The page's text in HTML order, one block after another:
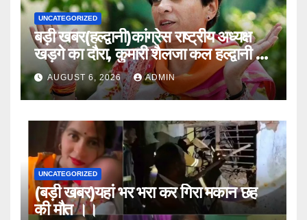
UNCATEGORIZED
बड़ी खबर(हल्द्वानी)कांग्रेस राष्ट्रीय अध्यक्ष
खड़गे का दौरा, कुमारी शैलजा कल हल्द्वानी में
।।AUGUST 6, 2026 ADMIN
UNCATEGORIZED
(बड़ी खबर)यहां भर भरा कर गिरा मकान छह
की मौत ।।